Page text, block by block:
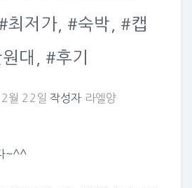
최저가, #숙박, #캡
대, #후기
월 22일 작성자 라엘양
~^^